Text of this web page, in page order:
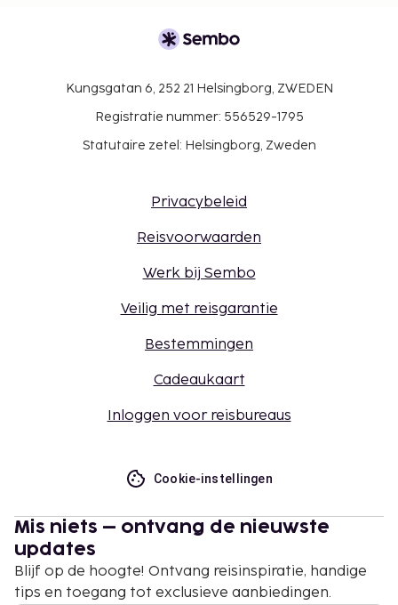
Kungsgatan 6, 252 21 Helsingborg, ZWEDEN
Registratie nummer: 556529-1795
Statutaire zetel: Helsingborg, Zweden
Privacybeleid
Reisvoorwaarden
Werk bij Sembo
Veilig met reisgarantie
Bestemmingen
Cadeaukaart
Inloggen voor reisbureaus
Cookie-instellingen
Mis niets – ontvang de nieuwste
updates
Blijf op de hoogte! Ontvang reisinspiratie, handige
tips en toegang tot exclusieve aanbiedingen.